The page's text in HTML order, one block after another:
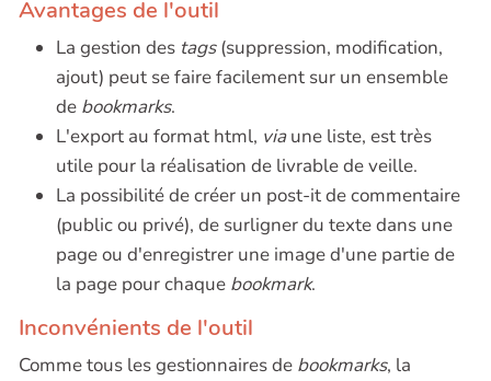
Avantages de l'outil
La gestion des tags(suppression, modification,
ajout) peut se faire facilement sur un ensemble
de bookmarks.
L'export au format html, viaune liste, est très
utile pour la réalisation de livrable de veille.
La possibilité de créer un post-it de commentaire
(public ou privé), de surligner du texte dans une
page ou d'enregistrer une image d'une partie de
la page pour chaque bookmark.
Inconvénients de l'outil
Comme tous les gestionnaires de bookmarks, la